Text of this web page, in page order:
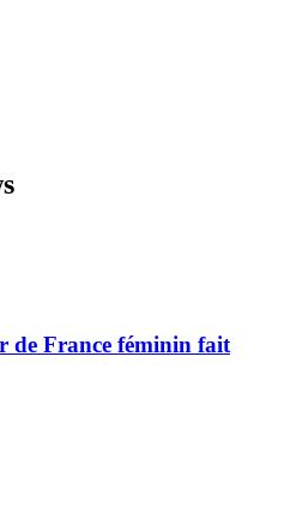
de France féminin fait